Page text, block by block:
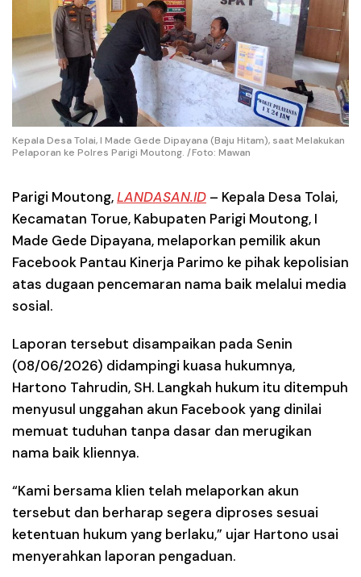
Kepala Desa Tolai, I Made Gede Dipayana (Baju Hitam), saat Melakukan
Pelaporan ke Polres Parigi Moutong. /Foto: Mawan
Parigi Moutong,LANDASAN.ID – Kepala Desa Tolai,
Kecamatan Torue, Kabupaten Parigi Moutong, I
Made Gede Dipayana, melaporkan pemilik akun
Facebook Pantau Kinerja Parimo ke pihak kepolisian
atas dugaan pencemaran nama baik melalui media
sosial.
Laporan tersebut disampaikan pada Senin
(08/06/2026) didampingi kuasa hukumnya,
Hartono Tahrudin, SH. Langkah hukum itu ditempuh
menyusul unggahan akun Facebook yang dinilai
memuat tuduhan tanpa dasar dan merugikan
nama baik kliennya.
“Kami bersama klien telah melaporkan akun
tersebut dan berharap segera diproses sesuai
ketentuan hukum yang berlaku,” ujar Hartono usai
menyerahkan laporan pengaduan.